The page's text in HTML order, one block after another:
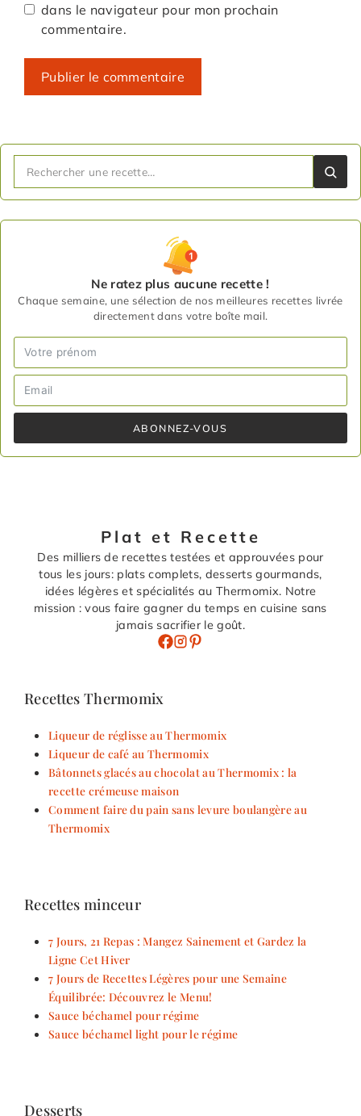
dans le navigateur pour mon prochain
commentaire.
Ne ratez plus aucune recette !
Chaque semaine, une sélection de nos meilleures recettes livrée
directement dans votre boîte mail.
ABONNEZ-VOUS
Plat et Recette
Des milliers de recettes testées et approuvées pour
tous les jours: plats complets, desserts gourmands,
idées légères et spécialités au Thermomix. Notre
mission : vous faire gagner du temps en cuisine sans
jamais sacrifier le goût.
Recettes Thermomix
Liqueur de réglisse au Thermomix
Liqueur de café au Thermomix
Bâtonnets glacés au chocolat au Thermomix : la
recette crémeuse maison
Comment faire du pain sans levure boulangère au
Thermomix
Recettes minceur
7 Jours, 21 Repas : Mangez Sainement et Gardez la
Ligne Cet Hiver
7 Jours de Recettes Légères pour une Semaine
Équilibrée: Découvrez le Menu!
Sauce béchamel pour régime
Sauce béchamel light pour le régime
Desserts